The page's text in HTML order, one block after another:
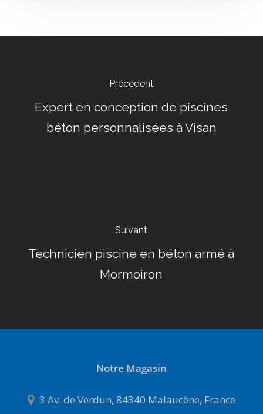
Précédent
Expert en conception de piscines
béton personnalisées à Visan
Suivant
Technicien piscine en béton armé à
Mormoiron
Notre Magasin
3 Av. de Verdun, 84340 Malaucène, France